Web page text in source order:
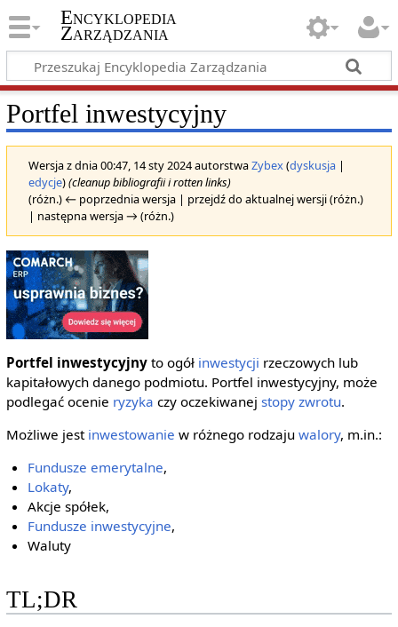
Encyklopedia
Zarządzania
Portfel inwestycyjny
Wersja z dnia 00:47, 14 sty 2024 autorstwaZybex(dyskusja|
edycje)(cleanup bibliografii i rotten links)
(różn.) ← poprzednia wersja | przejdź do aktualnej wersji (różn.)
| następna wersja → (różn.)
Portfel inwestycyjnyto ogół inwestycji rzeczowych lub
kapitałowych danego podmiotu. Portfel inwestycyjny, może
podlegać ocenie ryzyka czy oczekiwanej stopy zwrotu.
Możliwe jest inwestowanie w różnego rodzaju walory, m.in.:
Fundusze emerytalne,
Lokaty,
Akcje spółek,
Fundusze inwestycyjne,
Waluty
TL;DR